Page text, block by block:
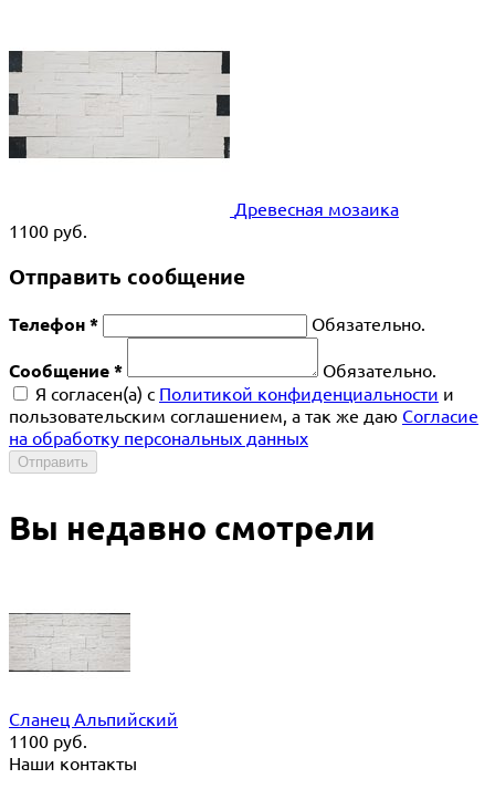
Древесная мозаика
1100 руб.
Отправить сообщение
Телефон * Обязательно.
Сообщение *
Обязательно.
Я согласен(a) с Политикой конфиденциальности и
пользовательским соглашением, а так же даю Согласие
на обработку персональных данных
Отправить
Вы недавно смотрели
Сланец Альпийский
1100 руб.
Наши контакты